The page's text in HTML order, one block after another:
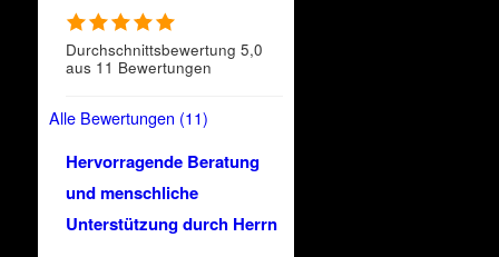
Durchschnittsbewertung 5,0
aus 11 Bewertungen
Alle Bewertungen (11)
Hervorragende Beratung
und menschliche
Unterstützung durch Herrn